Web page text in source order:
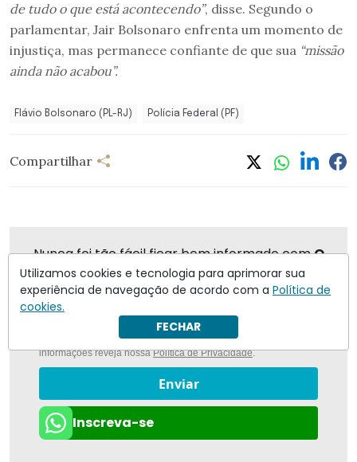
de tudo o que está acontecendo”, disse. Segundo o
parlamentar, Jair Bolsonaro enfrenta um momento de
injustiça, mas permanece confiante de que sua “missão
ainda não acabou”.
Flávio Bolsonaro (PL-RJ) Polícia Federal (PF)
Compartilhar
Nunca foi tão fácil ficar bem informado comO
Antagonista
Eu concordo em receber notificações | Para obter mais
informações reveja nossaPolítica de Privacidade.
Enviar
Inscreva-se
Utilizamos cookies e tecnologia para aprimorar sua
experiência de navegação de acordo com a Política de
cookies.
FECHAR